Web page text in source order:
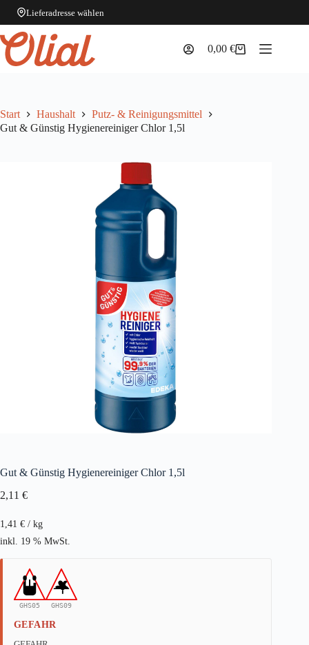
Lieferadresse wählen
Zum
Inhalt
springen
Warenkorb
0,00€
Start Haushalt
Putz- & Reinigungsmittel
Gut & Günstig Hygienereiniger Chlor 1,5l
Gut & Günstig Hygienereiniger Chlor 1,5l
2,11 €
1,41 € / kg
inkl. 19 % MwSt.
GHS05 GHS09
GEFAHR